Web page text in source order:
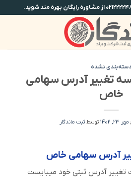
دسته‌بندی نشده
تغییر آدرس سهامی
خاص
مهر 23, 1402 توسط ثبت ماندگار
آدرس سهامی خاص
آدرس ثبتی خود میبایست